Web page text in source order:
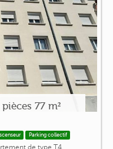
77 m²
Parking collectif